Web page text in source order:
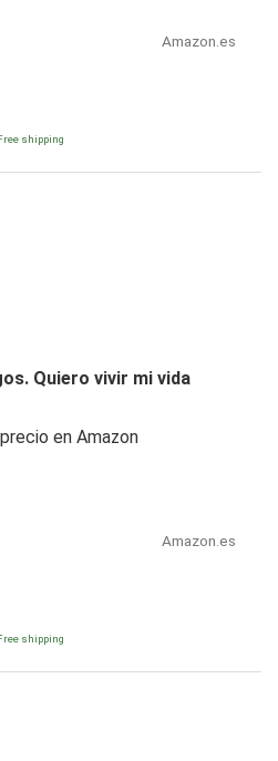
Amazon.es
shipping
Quiero vivir mi vida
en Amazon
Amazon.es
shipping